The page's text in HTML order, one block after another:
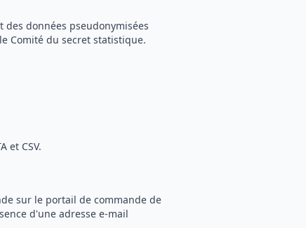
des données pseudonymisées
Comité du secret statistique.
et CSV.
sur le portail de commande de
d'une adresse e-mail